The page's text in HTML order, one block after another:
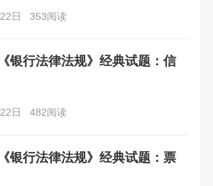
日 353阅读
银行法律法规》经典试题：信
日 482阅读
银行法律法规》经典试题：票